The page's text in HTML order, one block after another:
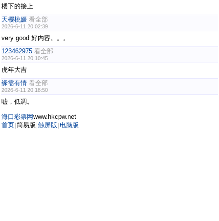
楼下的接上
天樱桃媛 看全部
2026-6-11 20:02:39
very good 好内容。。。
123462975 看全部
2026-6-11 20:10:45
虎年大吉
缘需有情 看全部
2026-6-11 20:18:50
嘘，低调。
海口彩票网www.hkcpw.net
首页 简易版 触屏版 电脑版